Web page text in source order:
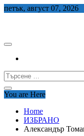
Skip
петък, август 07, 2026
Търсене
за:
You are Here
Home
ИЗБРАНО
Александър